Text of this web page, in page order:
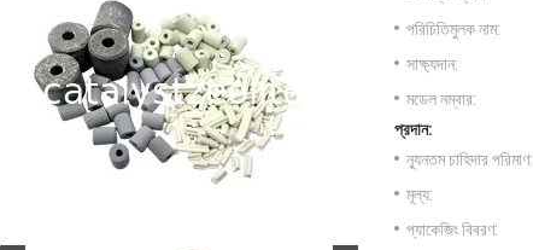
পরিচিতিমুলক নাম:
সাক্ষ্যদান:
মডেল নম্বার:
প্রদান:
ন্যূনতম চাহিদার পরিমাণ:
মূল্য:
প্যাকেজিং বিবরণ: